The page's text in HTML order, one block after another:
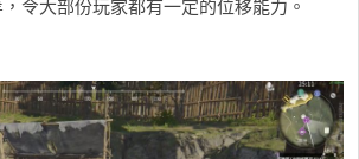
令大部份玩家都有一定的位移能力。